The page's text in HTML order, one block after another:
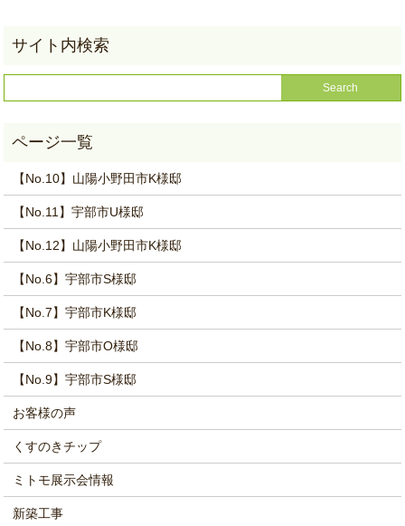
【No.10】山陽小野田市K様邸
【No.11】宇部市U様邸
【No.12】山陽小野田市K様邸
【No.6】宇部市S様邸
【No.7】宇部市K様邸
【No.8】宇部市O様邸
【No.9】宇部市S様邸
お客様の声
くすのきチップ
ミトモ展示会情報
新築工事